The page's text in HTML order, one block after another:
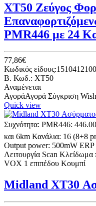
XT50 Ζεύγος
PMR446 με 24
77,86€
Κωδικός
B. Κωδ.: XT50
Αναμένεται
ΑγοράΑγορά Σύγκριση
Quick view
Συχνότητα: PMR446:
και 6km Κανάλια: 16 (8+8
Output power: 500mW
Λειτουργία Scan
VOX 1 επιπέδου Κουμπί
Midland XT30